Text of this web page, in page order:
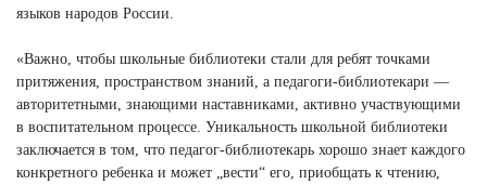
языков народов России.
«Важно, чтобы школьные библиотеки стали для ребят точками
притяжения, пространством знаний, а педагоги-библиотекари —
авторитетными, знающими наставниками, активно участвующими
в воспитательном процессе. Уникальность школьной библиотеки
заключается в том, что педагог-библиотекарь хорошо знает каждого
конкретного ребенка и может „вести“ его, приобщать к чтению,